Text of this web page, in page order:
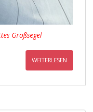
Großsegel
WEITERLESEN